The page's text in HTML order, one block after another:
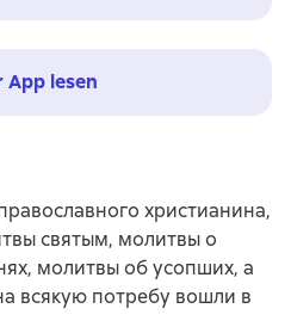
App lesen
христианина,
святым, молитвы о
молитвы об усопших, а
всякую потребу вошли в